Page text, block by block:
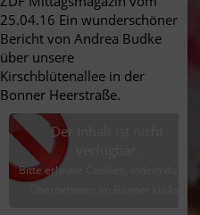
25.04.16 Ein wunderschöner
Bericht von Andrea Budke
über unsere
Kirschblütenallee in der
Bonner Heerstraße.
Der Inhalt ist nicht
Bitte erlaube Cookies, indem du auf